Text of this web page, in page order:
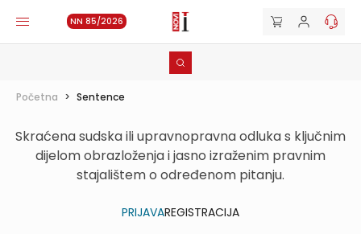
NN 85/2026
Početna > Sentence
Skraćena sudska ili upravnopravna odluka s ključnim
dijelom obrazloženja i jasno izraženim pravnim
stajalištem o određenom pitanju.
PRIJAVAREGISTRACIJA